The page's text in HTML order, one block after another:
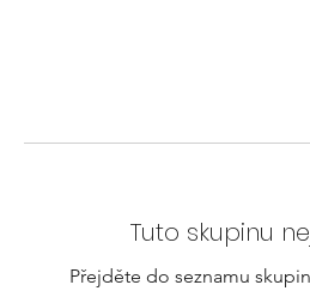
Tuto skupinu
Přejděte do seznamu